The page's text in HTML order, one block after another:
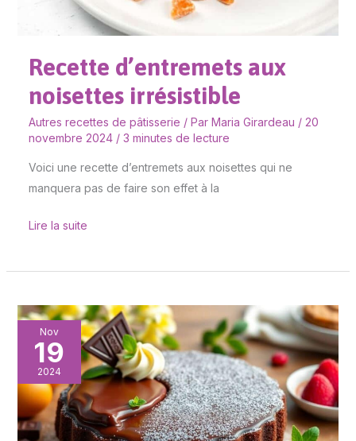
Recette d’entremets aux
noisettes irrésistible
Autres recettes de pâtisserie / Par Maria Girardeau / 20
novembre 2024 / 3 minutes de lecture
Voici une recette d’entremets aux noisettes qui ne
manquera pas de faire son effet à la
Lire la suite
Nov
19
2024
Recette
Entremets
au
Chocolat
Valrhona